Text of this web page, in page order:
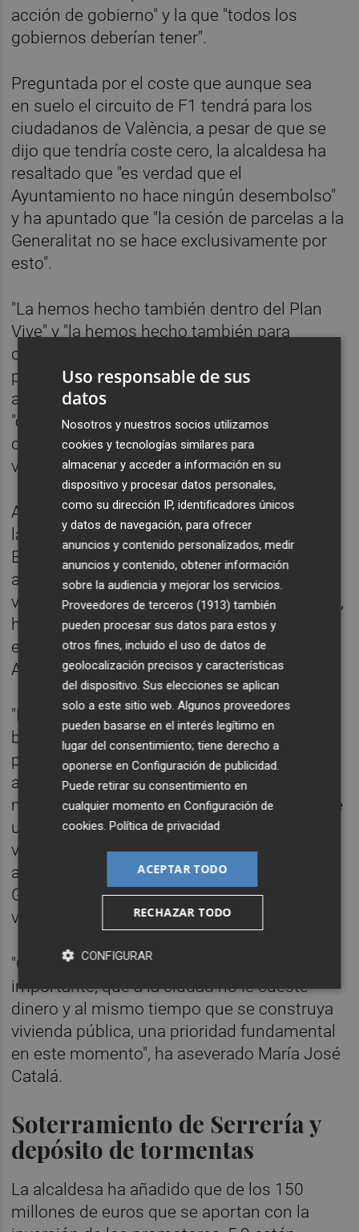
acción de gobierno" y la que "todos los
gobiernos deberían tener".
Preguntada por el coste que aunque sea
en suelo el circuito de F1 tendrá para los
ciudadanos de València, a pesar de que se
dijo que tendría coste cero, la alcaldesa ha
resaltado que "es verdad que el
Ayuntamiento no hace ningún desembolso"
y ha apuntado que "la cesión de parcelas a la
Generalitat no se hace exclusivamente por
esto".
"La hemos hecho también dentro del Plan
Vive" y "la hemos hecho también para
contribuir a la construcción de viviendas
públicas en la ciudad de Valencia", ha
aseverado, tras lo que se ha mostrado
"contenta" de que "por fin la Generalitat
construya viviendas públicas" en la capital
valenciana.
A este respecto, Catalá ha señalado que en
la anterior legislatura, "en el mandato del
Botánic", por parte de la administración
autonómica "no se construyó ni una sola
vivienda pública en la ciudad". En este punto,
ha reiterado que en el mandato pasado, con
el anterior gobierno municipal, el
Ayuntamiento "construyó 14".
"El compromiso con la vivienda dejaba
bastante que desear", ha considerado la
primera edil. Tras ello, ha subrayado que
ahora, con su ejecutivo, el consistorio "ha
movilizado la construcción, la promoción, de
unas mil viviendas de protección oficial,
viviendas públicas, viviendas de alquiler
asequible". A su vez, ha insistido en que la
Generalitat "está invirtiendo, construyendo
vivienda pública" en València.
"Creo que ganamos todos. Y eso es
importante, que a la ciudad no le cueste
dinero y al mismo tiempo que se construya
vivienda pública, una prioridad fundamental
en este momento", ha aseverado María José
Catalá.
Soterramiento de Serrería y
depósito de tormentas
La alcaldesa ha añadido que de los 150
millones de euros que se aportan con la
Uso responsable de sus
datos
Nosotros y nuestros socios utilizamos
cookies y tecnologías similares para
almacenar y acceder a información en su
dispositivo y procesar datos personales,
como su dirección IP, identificadores únicos
y datos de navegación, para ofrecer
anuncios y contenido personalizados, medir
anuncios y contenido, obtener información
sobre la audiencia y mejorar los servicios.
Proveedores de terceros (1913) también
pueden procesar sus datos para estos y
otros fines, incluido el uso de datos de
geolocalización precisos y características
del dispositivo. Sus elecciones se aplican
solo a este sitio web. Algunos proveedores
pueden basarse en el interés legítimo en
lugar del consentimiento; tiene derecho a
oponerse enConfiguración de publicidad
Puede retirar su consentimiento en
cualquier momento enConfiguración de
cookies .Política de privacidad
ACEPTAR TODO
RECHAZAR TODO
CONFIGURAR